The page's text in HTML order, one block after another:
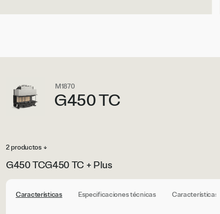
2 productos ↓
G450 TCG450 TC + Plus
Características Especificaciones técnicas Características
M1870
G450 TC